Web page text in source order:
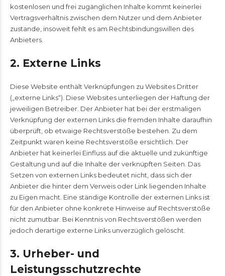
kostenlosen und frei zugänglichen Inhalte kommt keinerlei
Vertragsverhältnis zwischen dem Nutzer und dem Anbieter
zustande, insoweit fehlt es am Rechtsbindungswillen des
Anbieters.
2. Externe Links
Diese Website enthält Verknüpfungen zu Websites Dritter
(„externe Links“). Diese Websites unterliegen der Haftung der
jeweiligen Betreiber. Der Anbieter hat bei der erstmaligen
Verknüpfung der externen Links die fremden Inhalte daraufhin
überprüft, ob etwaige Rechtsverstöße bestehen. Zu dem
Zeitpunkt waren keine Rechtsverstöße ersichtlich. Der
Anbieter hat keinerlei Einfluss auf die aktuelle und zukünftige
Gestaltung und auf die Inhalte der verknüpften Seiten. Das
Setzen von externen Links bedeutet nicht, dass sich der
Anbieter die hinter dem Verweis oder Link liegenden Inhalte
zu Eigen macht. Eine ständige Kontrolle der externen Links ist
für den Anbieter ohne konkrete Hinweise auf Rechtsverstöße
nicht zumutbar. Bei Kenntnis von Rechtsverstößen werden
jedoch derartige externe Links unverzüglich gelöscht.
3. Urheber- und
Leistungsschutzrechte